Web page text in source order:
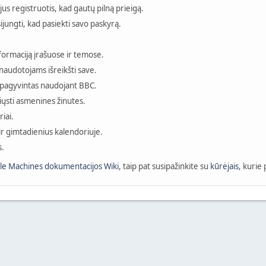
registruotis, kad gautų pilną prieigą.
kad pasiekti savo paskyrą.
įrašuose ir temose.
išreikšti save.
naudojant BBC.
asmenines žinutes.
gimtadienius kalendoriuje.
Machines dokumentacijos Wiki, taip pat susipažinkite su kūrėjais, kurie